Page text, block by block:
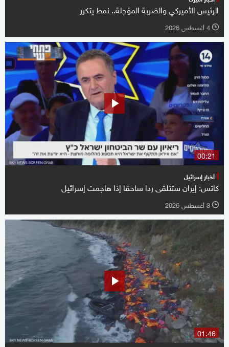
الرئيس الأميركي والضربة المؤجلة.. نمط يتكرر
l 4 أغسطس 2026
00:21
أخبار إسرائيل
كاتس: إيران ستتلقى ردا ساحقا إذا هاجمت إسرائيل
l 3 أغسطس 2026
01:46